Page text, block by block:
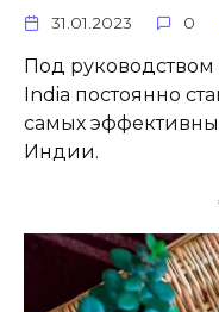
31.01.2023 0
Под
India постоянно
самых
Индии.